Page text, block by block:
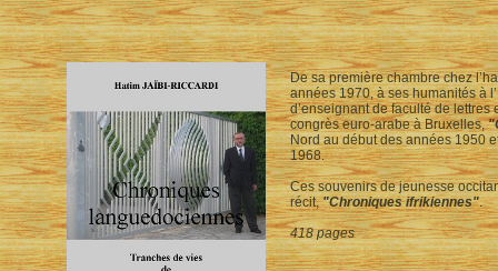
De sa première chambre chez
années 1970, à ses humanités à
d’enseignant de faculté de lettres
congrès euro-arabe à Bruxelles,
Nord au début des années 1950
1968.
Ces souvenirs de jeunesse
récit,"Chroniques ifrikiennes".
418 pages